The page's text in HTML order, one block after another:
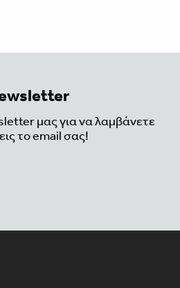
μας για να λαμβάνετε
το email σας!